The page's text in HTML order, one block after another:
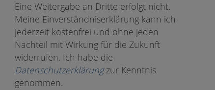
Eine Weitergabe an Dritte erfolgt nicht.
Meine Einverständniserklärung kann ich
jederzeit kostenfrei und ohne jeden
Nachteil mit Wirkung für die Zukunft
widerrufen. Ich habe die
Datenschutzerklärungzur Kenntnis
genommen.